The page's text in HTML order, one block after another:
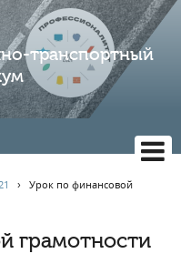
транспортный
›️Урок по финансовой
грамотности️